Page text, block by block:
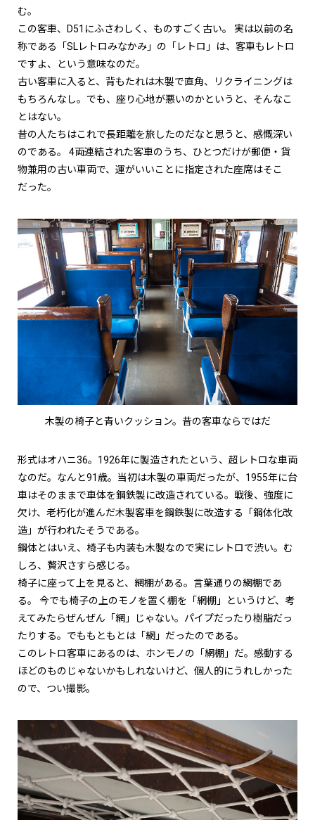
む。
この客車、D51にふさわしく、ものすごく古い。 実は以前の名
称である「SLレトロみなかみ」の「レトロ」は、客車もレトロ
ですよ、という意味なのだ。
古い客車に入ると、背もたれは木製で直角、リクライニングは
もちろんなし。でも、座り心地が悪いのかというと、そんなこ
とはない。
昔の人たちはこれで長距離を旅したのだなと思うと、感慨深い
のである。 4両連結された客車のうち、ひとつだけが郵便・貨
物兼用の古い車両で、運がいいことに指定された座席はそこ
だった。
木製の椅子と青いクッション。昔の客車ならではだ
形式はオハニ36。1926年に製造されたという、超レトロな車両
なのだ。なんと91歳。当初は木製の車両だったが、1955年に台
車はそのままで車体を鋼鉄製に改造されている。戦後、強度に
欠け、老朽化が進んだ木製客車を鋼鉄製に改造する「鋼体化改
造」が行われたそうである。
鋼体とはいえ、椅子も内装も木製なので実にレトロで渋い。む
しろ、贅沢さすら感じる。
椅子に座って上を見ると、網棚がある。言葉通りの網棚であ
る。 今でも椅子の上のモノを置く棚を「網棚」というけど、考
えてみたらぜんぜん「網」じゃない。パイプだったり樹脂だっ
たりする。でももともとは「網」だったのである。
このレトロ客車にあるのは、ホンモノの「網棚」だ。感動する
ほどのものじゃないかもしれないけど、個人的にうれしかった
ので、つい撮影。